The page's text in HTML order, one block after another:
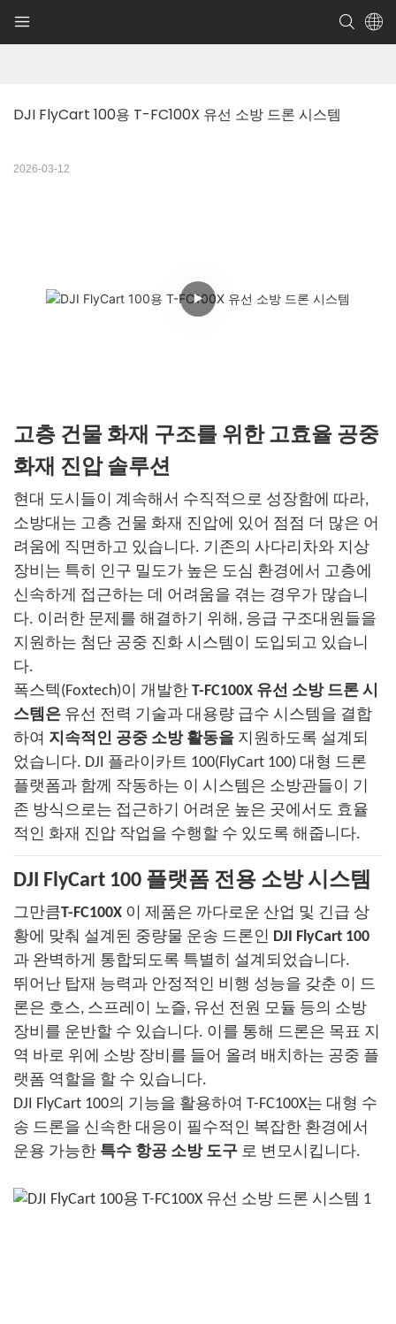
DJI FlyCart 100용 T-FC100X 유선 소방 드론 시스템
2026-03-12
고층 건물 화재 구조를 위한 고효율 공중
화재 진압 솔루션
현대 도시들이 계속해서 수직적으로 성장함에 따라,
소방대는 고층 건물 화재 진압에 있어 점점 더 많은 어
려움에 직면하고 있습니다. 기존의 사다리차와 지상
장비는 특히 인구 밀도가 높은 도심 환경에서 고층에
신속하게 접근하는 데 어려움을 겪는 경우가 많습니
다. 이러한 문제를 해결하기 위해, 응급 구조대원들을
지원하는 첨단 공중 진화 시스템이 도입되고 있습니
다.
폭스텍(Foxtech)이 개발한 T-FC100X 유선 소방 드론 시
스템은 유선 전력 기술과 대용량 급수 시스템을 결합
하여 지속적인 공중 소방 활동을 지원하도록 설계되
었습니다. DJI 플라이카트 100(FlyCart 100) 대형 드론
플랫폼과 함께 작동하는 이 시스템은 소방관들이 기
존 방식으로는 접근하기 어려운 높은 곳에서도 효율
적인 화재 진압 작업을 수행할 수 있도록 해줍니다.
DJI FlyCart 100 플랫폼 전용 소방 시스템
그만큼T-FC100X 이 제품은 까다로운 산업 및 긴급 상
황에 맞춰 설계된 중량물 운송 드론인 DJI FlyCart 100
과 완벽하게 통합되도록 특별히 설계되었습니다.
뛰어난 탑재 능력과 안정적인 비행 성능을 갖춘 이 드
론은 호스, 스프레이 노즐, 유선 전원 모듈 등의 소방
장비를 운반할 수 있습니다. 이를 통해 드론은 목표 지
역 바로 위에 소방 장비를 들어 올려 배치하는 공중 플
랫폼 역할을 할 수 있습니다.
DJI FlyCart 100의 기능을 활용하여 T-FC100X는 대형 수
송 드론을 신속한 대응이 필수적인 복잡한 환경에서
운용 가능한 특수 항공 소방 도구 로 변모시킵니다.